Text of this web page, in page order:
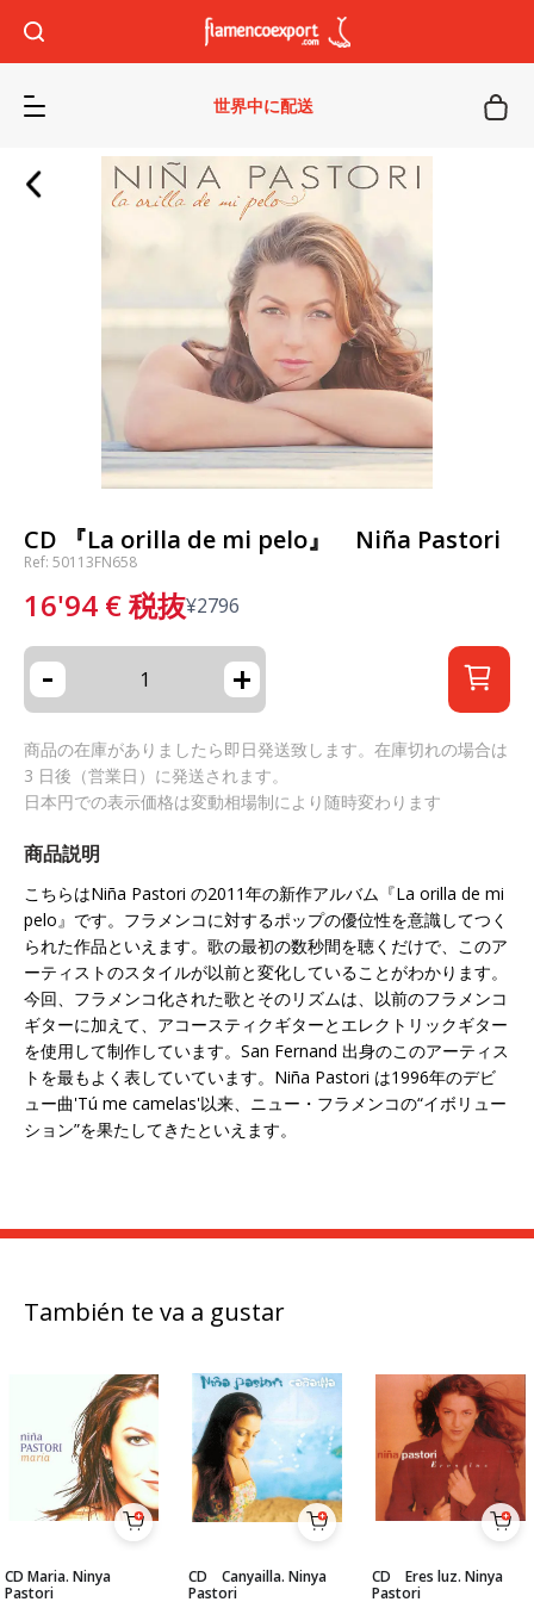
世界中に配送
CD 『La orilla de mi pelo』 Niña Pastori
Ref: 50113FN658
16'94 €税抜¥2796
- +
商品の在庫がありましたら即日発送致します。在庫切れの場合は
3 日後（営業日）に発送されます。
日本円での表示価格は変動相場制により随時変わります
商品説明
こちらはNiña Pastori の2011年の新作アルバム『La orilla de mi
pelo』です。フラメンコに対するポップの優位性を意識してつく
られた作品といえます。歌の最初の数秒間を聴くだけで、このア
ーティストのスタイルが以前と変化していることがわかります。
今回、フラメンコ化された歌とそのリズムは、以前のフラメンコ
ギターに加えて、アコースティクギターとエレクトリックギター
を使用して制作しています。San Fernand 出身のこのアーティス
トを最もよく表していています。Niña Pastori は1996年のデビ
ュー曲'Tú me camelas'以来、ニュー・フラメンコの“イボリュー
ション”を果たしてきたといえます。
También te va a gustar
CD Maria. Ninya
Pastori
CD Canyailla. Ninya
Pastori
CD Eres luz. Ninya
Pastori